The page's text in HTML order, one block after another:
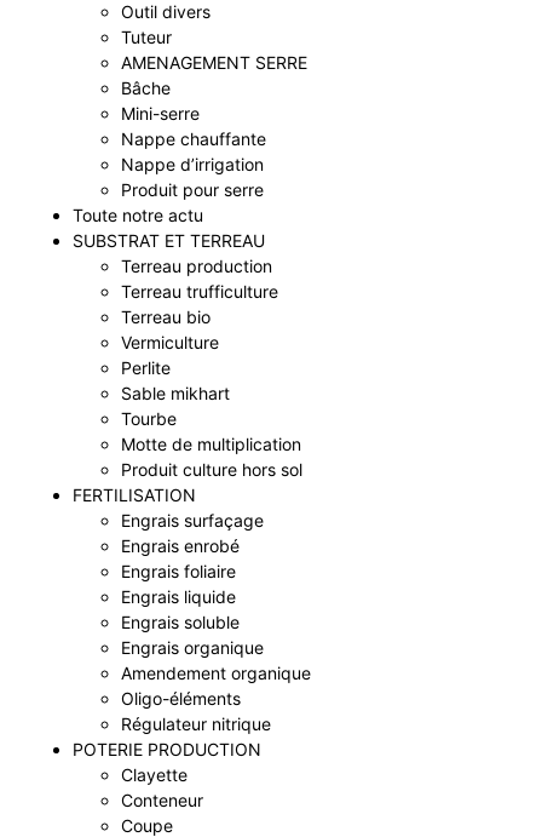
Outil divers
Tuteur
AMENAGEMENT SERRE
Bâche
Mini-serre
Nappe chauffante
Nappe d’irrigation
Produit pour serre
Toute notre actu
SUBSTRAT ET TERREAU
Terreau production
Terreau trufficulture
Terreau bio
Vermiculture
Perlite
Sable mikhart
Tourbe
Motte de multiplication
Produit culture hors sol
FERTILISATION
Engrais surfaçage
Engrais enrobé
Engrais foliaire
Engrais liquide
Engrais soluble
Engrais organique
Amendement organique
Oligo-éléments
Régulateur nitrique
POTERIE PRODUCTION
Clayette
Conteneur
Coupe